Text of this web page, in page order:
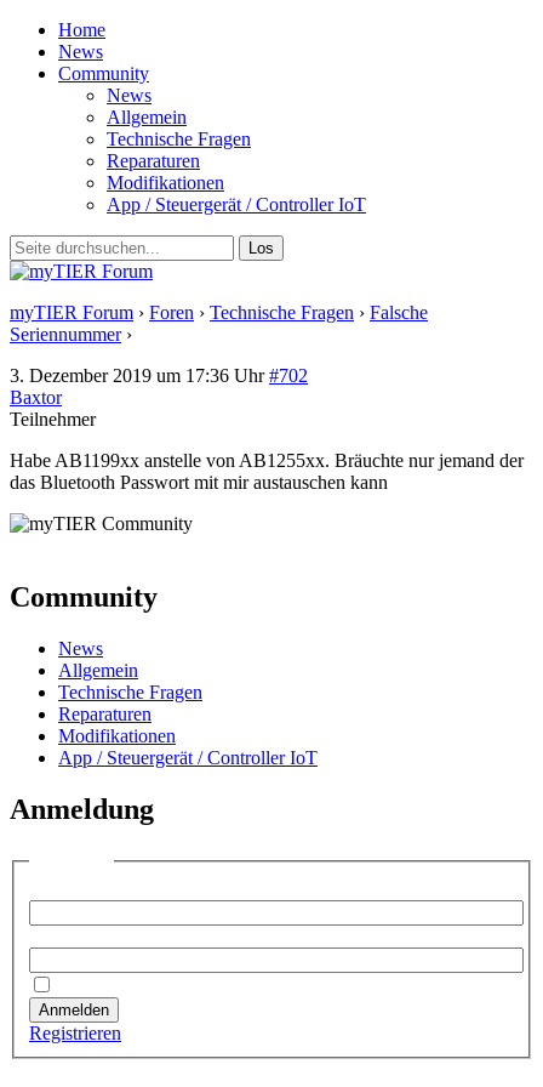
Home
News
Community
News
Allgemein
Technische Fragen
Reparaturen
Modifikationen
App / Steuergerät / Controller IoT
myTIER Forum › Foren › Technische Fragen › Falsche
Seriennummer ›
3. Dezember 2019 um 17:36 Uhr #702
Baxtor
Teilnehmer
Habe AB1199xx anstelle von AB1255xx. Bräuchte nur jemand der
das Bluetooth Passwort mit mir austauschen kann
Community
News
Allgemein
Technische Fragen
Reparaturen
Modifikationen
App / Steuergerät / Controller IoT
Anmeldung
Anmelden
Registrieren